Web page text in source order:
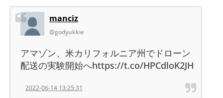
manciz
@godyukkie
アマゾン、米カリフォルニア州でドローン
配送の実験開始へhttps://t.co/HPCdloK2JH
2022-06-14 13:25:31